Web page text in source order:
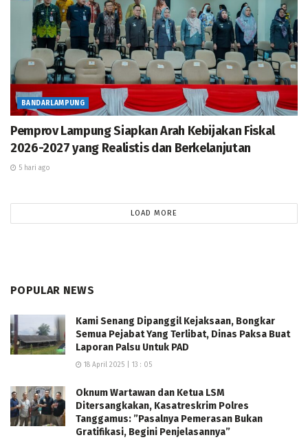
BANDARLAMPUNG
Pemprov Lampung Siapkan Arah Kebijakan Fiskal
2026-2027 yang Realistis dan Berkelanjutan
5 hari ago
LOAD MORE
POPULAR NEWS
Kami Senang Dipanggil Kejaksaan, Bongkar
Semua Pejabat Yang Terlibat, Dinas Paksa Buat
Laporan Palsu Untuk PAD
18 April 2025 | 13 : 05
Oknum Wartawan dan Ketua LSM
Ditersangkakan, Kasatreskrim Polres
Tanggamus: ”Pasalnya Pemerasan Bukan
Gratifikasi, Begini Penjelasannya”